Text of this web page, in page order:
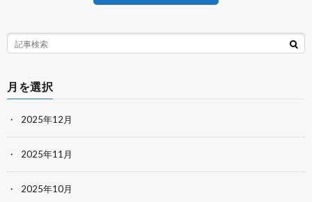
月を選択
2025年12月
2025年11月
2025年10月